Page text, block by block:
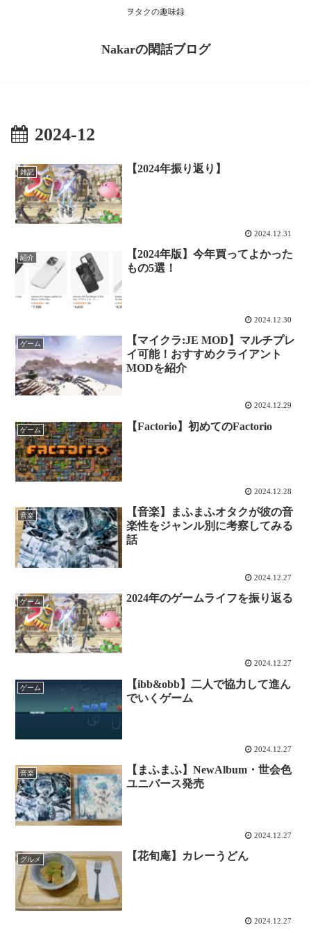
ヲタクの趣味録
Nakarの閑話ブログ
2024-12
雑記 【2024年振り返り】
2024.12.31
紹介
【2024年版】今年買ってよかった
もの5選！
2024.12.30
ゲーム
【マイクラ:JE MOD】マルチプレ
イ可能！おすすめクライアント
MODを紹介
2024.12.29
ゲーム 【Factorio】初めてのFactorio
2024.12.28
音楽
【音楽】まふまふオタクが彼の音
楽性をジャンル別に考察してみる
話
2024.12.27
ゲーム 2024年のゲームライフを振り返る
2024.12.27
ゲーム
【ibb&obb】二人で協力して進ん
でいくゲーム
2024.12.27
音楽
【まふまふ】NewAlbum・世会色
ユニバース発売
2024.12.27
グルメ 【花旬庵】カレーうどん
2024.12.27